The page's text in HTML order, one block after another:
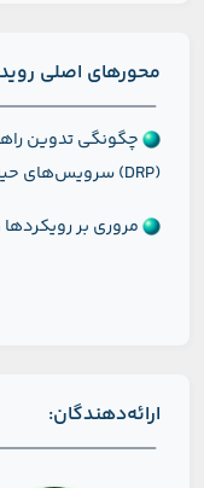
محورهای اصلی
(DRP) سرویس‌های حیاتی سازمان
مروری بر
ارائه‌دهندگان: